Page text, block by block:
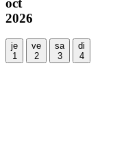
2026
je
1
ve
2
sa
3
di
4